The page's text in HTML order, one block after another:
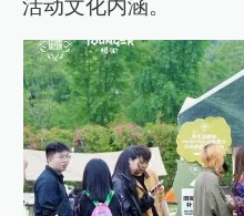
活动文化内涵。